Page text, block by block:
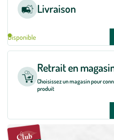
Livraison
Disponible
Retrait en
Choisissez un magasin pour
produit